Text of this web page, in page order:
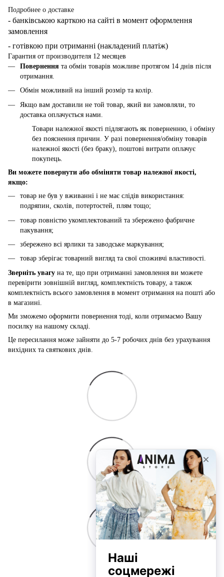
Подробнее о доставке
- банківською карткою на сайті в момент оформлення
замовлення
- готівкою при отриманні (накладений платіж)
Гарантия от производителя 12 месяцев
Повернення та обмін товарів можливе протягом 14 днів після
отримання.
Обмін можливий на інший розмір та колір.
Якщо вам доставили не той товар, який ви замовляли, то
доставка оплачується нами.
Товари належної якості підлягають як поверненню, і обміну
без пояснення причин. У разі повернення/обміну товарів
належної якості (без браку), поштові витрати оплачує
покупець.
Ви можете повернути або обміняти товар належної якості,
якщо:
товар не був у вживанні і не має слідів використання:
подряпин, сколів, потертостей, плям тощо;
товар повністю укомплектований та збережено фабричне
пакування;
збережено всі ярлики та заводське маркування;
товар зберігає товарний вигляд та свої споживчі властивості.
Зверніть увагу на те, що при отриманні замовлення ви можете
перевірити зовнішній вигляд, комплектність товару, а також
комплектність всього замовлення в момент отримання на пошті або
в магазині.
Ми зможемо оформити повернення тоді, коли отримаємо Вашу
посилку на нашому складі.
Це пересилання може зайняти до 5-7 робочих днів без урахування
вихідних та святкових днів.